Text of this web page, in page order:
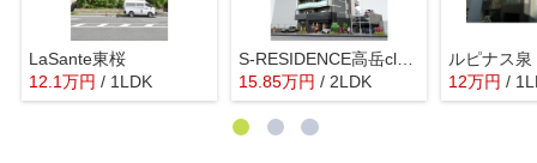
LaSante東桜
12.1万円 / 1LDK
S-RESIDENCE高岳clarity(クラリティ)
15.85万円 / 2LDK
ルピナス泉
12万円 /